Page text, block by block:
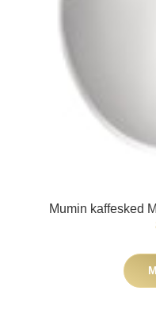
Mumin kaffesked